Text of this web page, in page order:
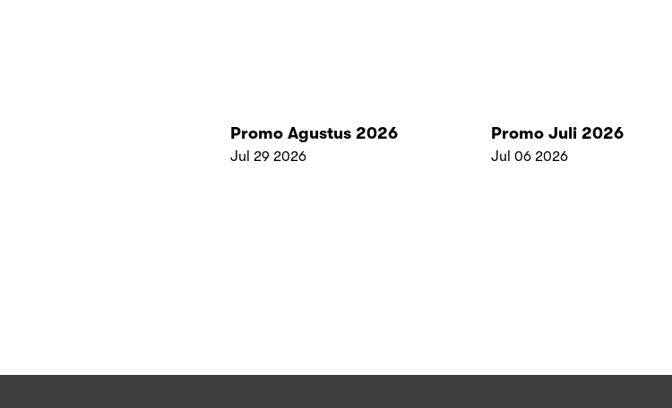
Promo Agustus 2026
Jul 29 2026
Promo Juli 2026
Jul 06 2026